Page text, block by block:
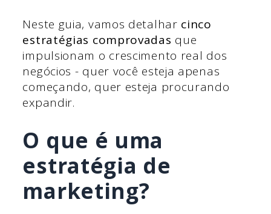
Neste guia, vamos detalhar cinco
estratégias comprovadas que
impulsionam o crescimento real dos
negócios - quer você esteja apenas
começando, quer esteja procurando
expandir.
O que é uma
estratégia de
marketing?